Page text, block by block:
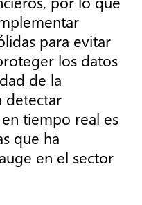
para evitar
los datos
de la
detectar
tiempo real es
que ha
en el sector